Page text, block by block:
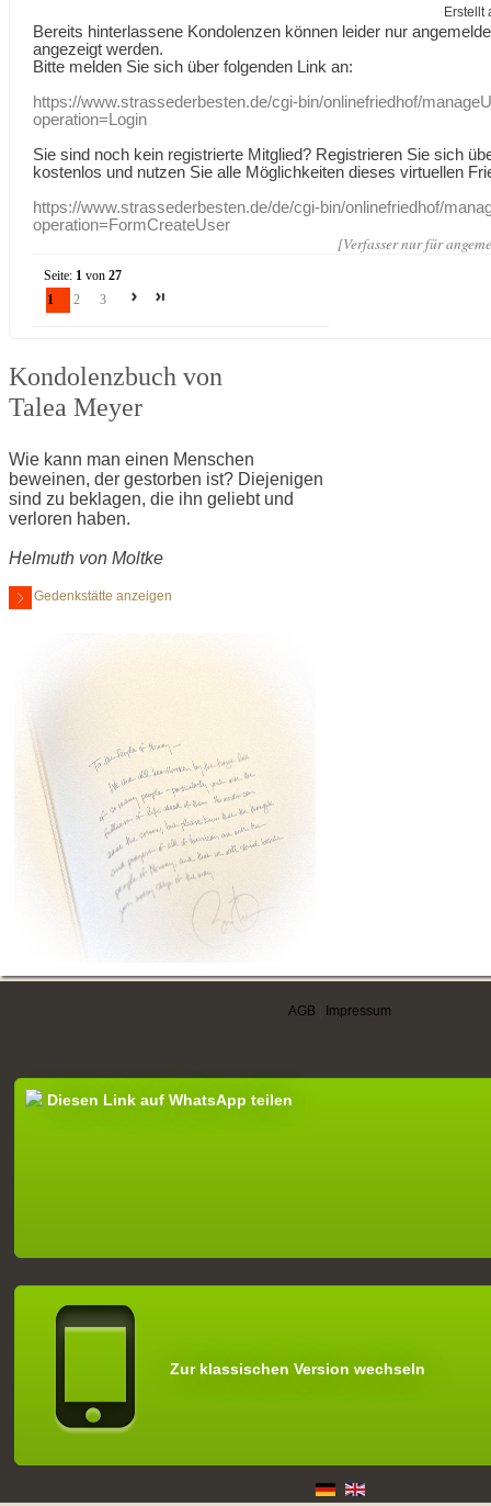
Erstellt
Bereits hinterlassene Kondolenzen können leider nur
angezeigt werden.
Bitte melden Sie sich über folgenden Link an:
https://www.strassederbesten.de/cgi-bin/onlinefriedhof/
operation=Login
Sie sind noch kein registrierte Mitglied? Registrieren Sie sich
kostenlos und nutzen Sie alle Möglichkeiten dieses virtuellen
https://www.strassederbesten.de/de/cgi-bin/onlinefriedhof/
operation=FormCreateUser
[Verfasser nur für
Seite: 1 von27
1
2 3
Kondolenzbuch von
Talea Meyer
Wie kann man einen Menschen
beweinen, der gestorben ist? Diejenigen
sind zu beklagen, die ihn geliebt und
verloren haben.
Helmuth von Moltke
Gedenkstätte anzeigen
AGB Impressum
Diesen Link auf WhatsApp teilen
Zur klassischen Version wechseln